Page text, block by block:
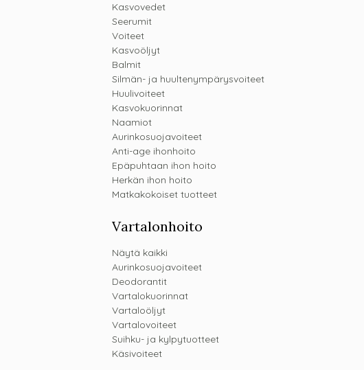
Kasvovedet
Seerumit
Voiteet
Kasvoöljyt
Balmit
Silmän- ja huultenympärysvoiteet
Huulivoiteet
Kasvokuorinnat
Naamiot
Aurinkosuojavoiteet
Anti-age ihonhoito
Epäpuhtaan ihon hoito
Herkän ihon hoito
Matkakokoiset tuotteet
Vartalonhoito
Näytä kaikki
Aurinkosuojavoiteet
Deodorantit
Vartalokuorinnat
Vartaloöljyt
Vartalovoiteet
Suihku- ja kylpytuotteet
Käsivoiteet